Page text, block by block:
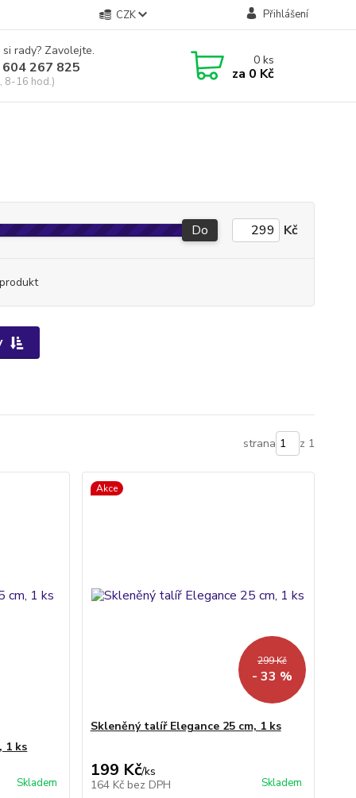
CZK Přihlášení
rady? Zavolejte.
267 825
8-16 hod.)
0ks
za 0 Kč
Do Kč
strana z 1
1 ks
Skladem
Akce
299 Kč
- 33 %
Skleněný talíř Elegance 25 cm, 1 ks
199 Kč/ks
164 Kč bez DPH Skladem